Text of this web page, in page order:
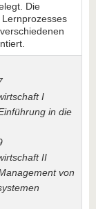
Die
I
in die
II
von